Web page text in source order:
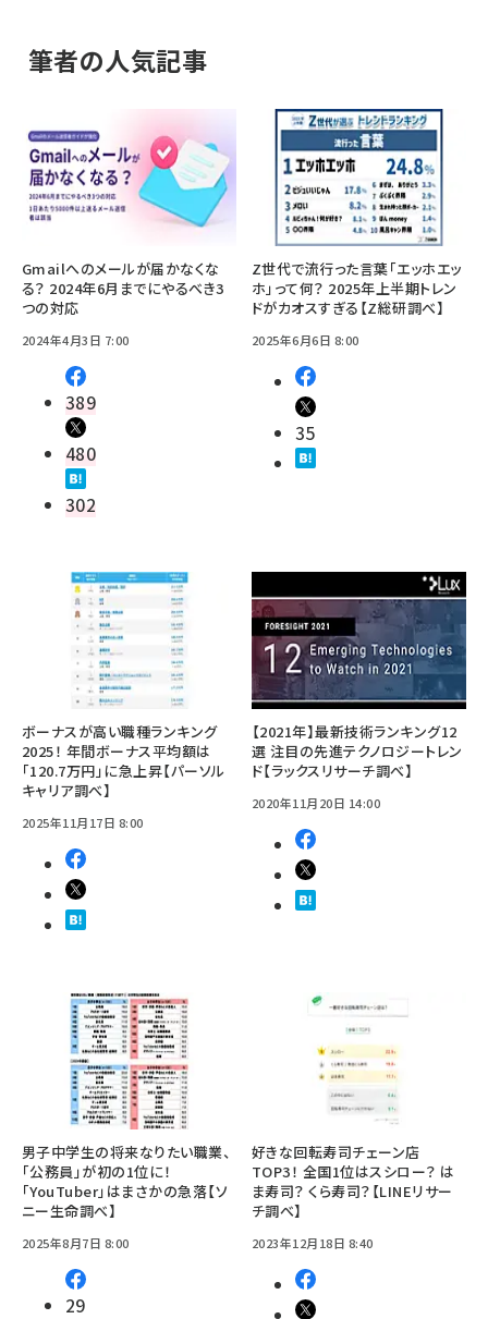
筆者の人気記事
Gmailへのメールが届かなくな
る？ 2024年6月までにやるべき3
つの対応
2024年4月3日 7:00
389
480
302
Z世代で流行った言葉「エッホエッ
ホ」って何？ 2025年上半期トレン
ドがカオスすぎる【Z総研調べ】
2025年6月6日 8:00
35
ボーナスが高い職種ランキング
2025！ 年間ボーナス平均額は
「120.7万円」に急上昇【パーソル
キャリア調べ】
2025年11月17日 8:00
【2021年】最新技術ランキング12
選 注目の先進テクノロジートレン
ド【ラックスリサーチ調べ】
2020年11月20日 14:00
男子中学生の将来なりたい職業、
「公務員」が初の1位に！
「YouTuber」はまさかの急落【ソ
ニー生命調べ】
2025年8月7日 8:00
29
好きな回転寿司チェーン店
TOP3！ 全国1位はスシロー？ は
ま寿司？ くら寿司？【LINEリサー
チ調べ】
2023年12月18日 8:40